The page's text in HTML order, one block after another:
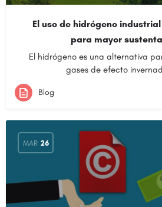
El uso de hidrógeno
para mayor
El hidrógeno es una alternativa
gases de efecto
Blog
MAR 26